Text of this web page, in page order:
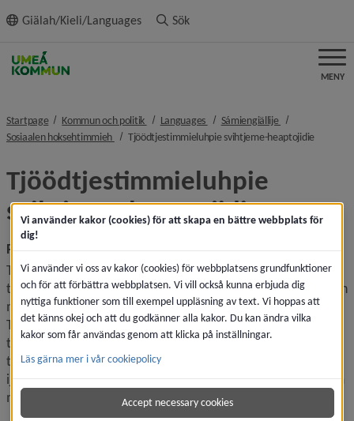
innehållet
Giälah/Kieli/Languages Sök
MENY
Startpage Kommun och politik nivå i brödsmulenavigeringen
Languages nivå i brödsmulenavigeringen
Sámiengiällije nivå i
Sosiaalen hoksehtimmieh nivå i brödsmulenavigeringen
Tjöödtjestimmieluhpie svihtjeme-heaptojidienivå i
Tjöödtjestimmieluhpie
svihtjeme-heaptojidie
Parkeringstillstånd för rörelsehindrad
Tjöödtjestimmieluhpie lea sjïere luhpie geajnosne
tjöödtjestidh, byjres trafihkenjoelkedassijste, dejtie gieh eah
maehtieh jallh lea dåeriesmoerh vaedtsedh.
Tjöödtjestimmieluhpie ij ajve reaktam vadtah sjïere
tjöödtjestimmiesijjide tjöödtjestidh, dïhte aaj guhkebem
tjöödtjestimmietïjjem vadta jïh reakta tjöödtjestidh gusnie
ij leah luhpie tjöödtjestidh. Daamtaj aaj ij daarpesjh åesiem
maeksedh.
Vi använder kakor (cookies) för att skapa en bättre webbplats för
dig!
Vi använder vi oss av kakor (cookies) för webbplatsens grundfunktioner
och för att förbättra webbplatsen. Vi vill också kunna erbjuda dig
nyttiga funktioner som till exempel uppläsning av text. Vi hoppas att
det känns okej och att du godkänner alla kakor. Du kan ändra vilka
kakor som får användas genom att klicka på inställningar.
Läs gärna mer i vår cookiepolicy
Accept necessary cookies